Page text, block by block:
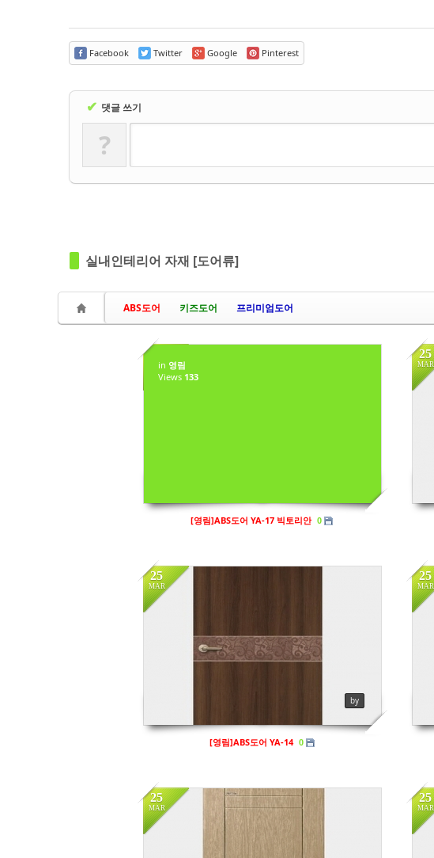
Facebook Twitter Google Pinterest
✔ 댓글 쓰기
?
실내인테리어 자재 [도어류]
ABS도어 키즈도어
프리미엄도어
25
MAR
in 영림
Views 133
[영림]ABS도어 YA-17 빅토리안 0
25
MAR
25
MAR
by
[영림]ABS도어 YA-14 0
25
MAR
25
MAR
156
25
MAR